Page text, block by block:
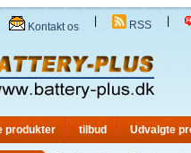
Kontakt os RSS
produkter tilbud Udvalgte